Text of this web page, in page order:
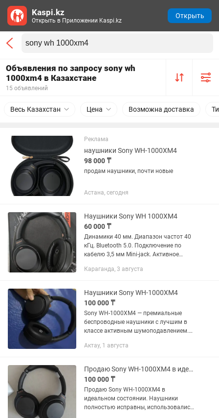
Объявления по запросу sony wh
1000xm4 в Казахстане
15 объявлений
Весь Казахстан Цена Возможна доставка
Реклама
наушники Sony WH-1000XM4
98 000 ₸
продам наушники, почти новые
Астана, сегодня
Наушники Sony WH 1000XM4
60 000 ₸
Динамики 40 мм. Диапазон частот 40
кГц. Bluetooth 5.0. Подключение по
кабелю 3,5 мм Mini-jack. Активное
подключение к двум устройствам
Караганда, 3 августа
Наушники Sony WH-1000XM4
100 000 ₸
Sony WH-1000XM4 — премиальные
беспроводные наушники с лучшим в
классе активным шумоподавлением.
работы, быстрая зарядка, сенсорное
Актау, 1 августа
Продаю Sony WH-1000XM4 в идеальном состоянии
100 000 ₸
Продаю Sony WH-1000XM4 в
идеальном состоянии. Наушники
полностью исправны, использовались
Kaspi.kz
Открыть в Приложении Kaspi.kz
Открыть